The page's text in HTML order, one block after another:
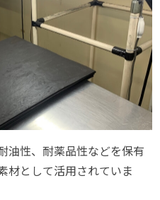
油性、耐薬品性などを保有
材として活用されていま